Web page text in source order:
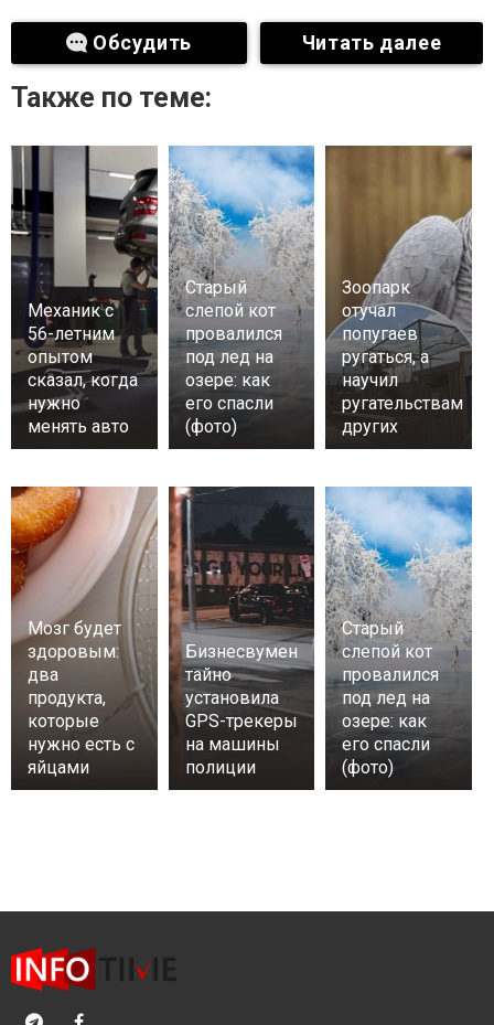
Обсудить Читать далее
Также по теме:
Механик с
56-летним
опытом
сказал, когда
нужно
менять авто
Старый
слепой кот
провалился
под лед на
озере: как
его спасли
(фото)
Зоопарк
отучал
попугаев
ругаться, а
научил
ругательствам
других
Мозг будет
здоровым:
два
продукта,
которые
нужно есть с
яйцами
Бизнесвумен
тайно
установила
GPS-трекеры
на машины
полиции
Старый
слепой кот
провалился
под лед на
озере: как
его спасли
(фото)